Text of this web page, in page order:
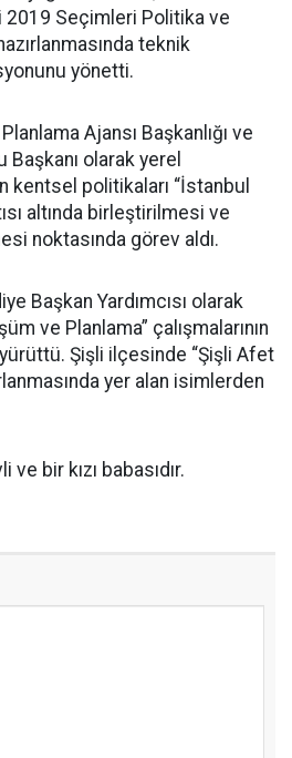
2019 Seçimleri Politika ve
teknik
yönetti.
Ajansı Başkanlığı ve
olarak yerel
politikaları “İstanbul
altında birleştirilmesi ve
noktasında görev aldı.
Başkan Yardımcısı olarak
ve Planlama” çalışmalarının
Şişli ilçesinde “Şişli Afet
yer alan isimlerden
ve bir kızı babasıdır.